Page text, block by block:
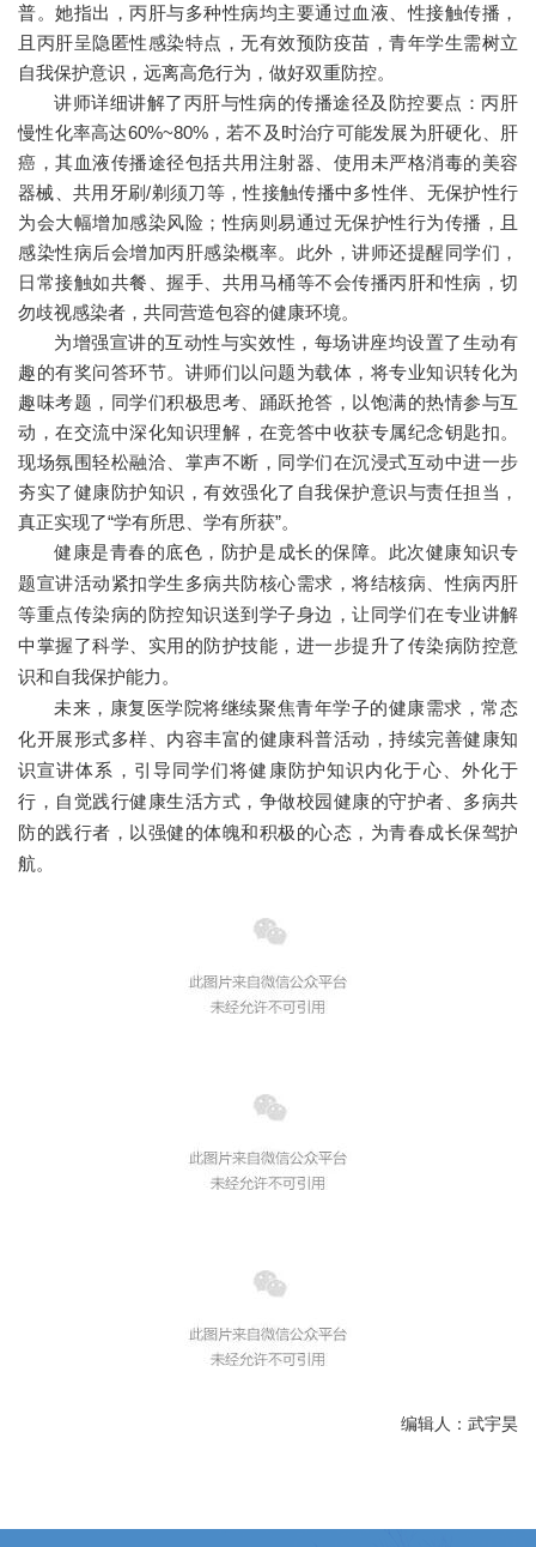
普。她指出，丙肝与多种性病均主要通过血液、性接触传播，
且丙肝呈隐匿性感染特点，无有效预防疫苗，青年学生需树立
自我保护意识，远离高危行为，做好双重防控。
讲师详细讲解了丙肝与性病的传播途径及防控要点：丙肝
慢性化率高达60%~80%，若不及时治疗可能发展为肝硬化、肝
癌，其血液传播途径包括共用注射器、使用未严格消毒的美容
器械、共用牙刷/剃须刀等，性接触传播中多性伴、无保护性行
为会大幅增加感染风险；性病则易通过无保护性行为传播，且
感染性病后会增加丙肝感染概率。此外，讲师还提醒同学们，
日常接触如共餐、握手、共用马桶等不会传播丙肝和性病，切
勿歧视感染者，共同营造包容的健康环境。
为增强宣讲的互动性与实效性，每场讲座均设置了生动有
趣的有奖问答环节。讲师们以问题为载体，将专业知识转化为
趣味考题，同学们积极思考、踊跃抢答，以饱满的热情参与互
动，在交流中深化知识理解，在竞答中收获专属纪念钥匙扣。
现场氛围轻松融洽、掌声不断，同学们在沉浸式互动中进一步
夯实了健康防护知识，有效强化了自我保护意识与责任担当，
真正实现了“学有所思、学有所获”。
健康是青春的底色，防护是成长的保障。此次健康知识专
题宣讲活动紧扣学生多病共防核心需求，将结核病、性病丙肝
等重点传染病的防控知识送到学子身边，让同学们在专业讲解
中掌握了科学、实用的防护技能，进一步提升了传染病防控意
识和自我保护能力。
未来，康复医学院将继续聚焦青年学子的健康需求，常态
化开展形式多样、内容丰富的健康科普活动，持续完善健康知
识宣讲体系，引导同学们将健康防护知识内化于心、外化于
行，自觉践行健康生活方式，争做校园健康的守护者、多病共
防的践行者，以强健的体魄和积极的心态，为青春成长保驾护
航。
编辑人：武宇昊